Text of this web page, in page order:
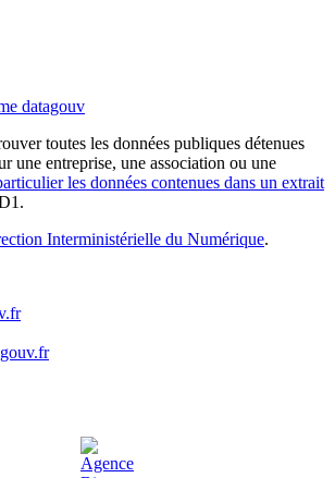
datagouv
toutes les données publiques détenues
une entreprise, une association ou une
les données contenues dans un extrait
Interministérielle du Numérique.